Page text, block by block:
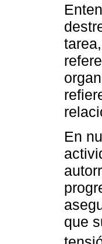
En
que